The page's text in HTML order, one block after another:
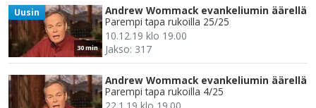
30 min
Uusin
Andrew Wommack evankeliumin äärellä
Parempi tapa rukoilla 25/25
10.12.19 klo 19.00
Jakso: 317
Andrew Wommack evankeliumin äärellä
Parempi tapa rukoilla 4/25